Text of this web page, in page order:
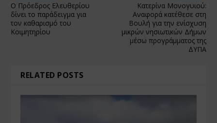
Ο Πρόεδρος Ελευθερίου
δίνει το παράδειγμα για
τον καθαρισμό του
Κοιμητηρίου
Κατερίνα Μονογυιού:
Αναφορά κατέθεσε στη
Βουλή για την ενίσχυση
μικρών νησιωτικών Δήμων
μέσω προγράμματος της
ΔΥΠΑ
RELATED POSTS